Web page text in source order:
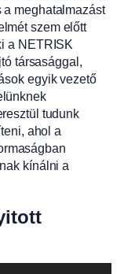
meghatalmazást
szem előtt
a NETRISK
társasággal,
egyik vezető
tudunk
ahol a
kínálni a